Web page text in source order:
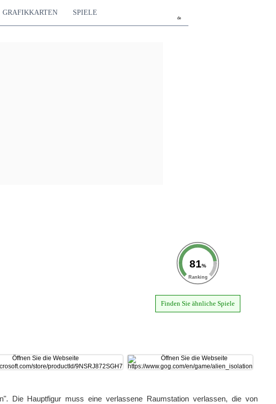
de
GRAFIKKARTEN SPIELE
81%
Ranking
Finden Sie ähnliche Spiele
Die Hauptfigur muss eine verlassene Raumstation verlassen, die von